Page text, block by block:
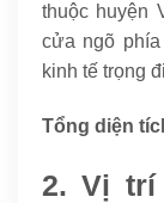
thuộc huyện
cửa ngõ
kinh tế trọng
Tổng diện
2. Vị trí